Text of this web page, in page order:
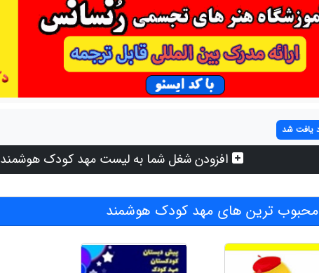
افزودن شغل شما به لیست مهد کودک هوشمند
محبوب ترین های مهد کودک هوشمند